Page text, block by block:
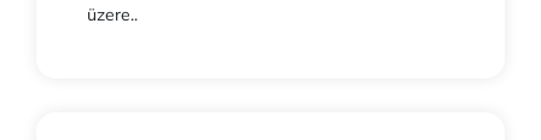
üzere..